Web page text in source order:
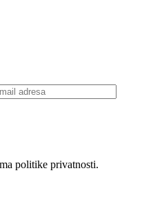
politike privatnosti.